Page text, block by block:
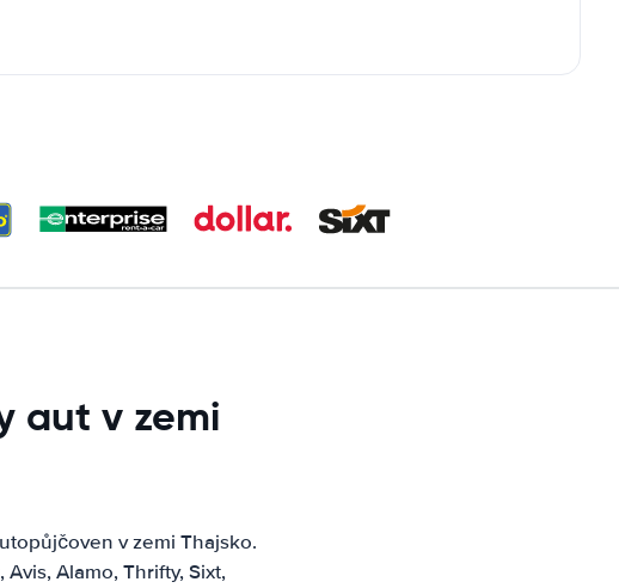
aut v zemi
v zemi Thajsko.
Alamo, Thrifty, Sixt,